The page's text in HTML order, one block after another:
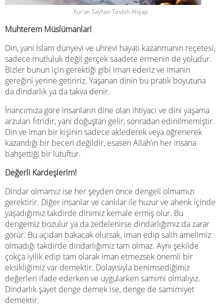
Kur'an Sayfası Tesbih Ahşap
Muhterem Müslümanlar!
Din, yani İslam dünyevi ve uhrevi hayatı kazanmanın reçetesi,
sadece mutluluk değil gerçek saadete ermenin de yoludur.
Bizler bunun için gerektiği gibi iman ederiz ve imanın
gereğini yerine getiririz. Yaşanan dinin bu pratik boyutuna
da dindarlık ya da takva denir.
İnancımıza göre insanların dine olan ihtiyacı ve dini yaşama
arzuları fıtridir, yani doğuştan gelir, sonradan edinilmemiştir.
Din ve iman bir kişinin sadece aklederek veya öğrenerek
kazandığı bir beceri değildir, esasen Allah’ın her insana
bahşettiği bir lütuftur.
Değerli Kardeşlerim!
Dindar olmamız ise her şeyden önce dengeli olmamızı
gerektirir. Diğer insanlar ve canlılar ile huzur ve ahenk içinde
yaşadığımız takdirde dinimiz kemale ermiş olur. Bu
dengemiz bozulur ya da zedelenirse dindarlığımız da zarar
görür. Bu açıdan bakacak olursak, iman edip salih amelimiz
olmadığı takdirde dindarlığımız tam olmaz. Aynı şekilde
çokça iyilik edip tam olarak iman etmezsek önemli bir
eksikliğimiz var demektir. Dolayısıyla benimsediğimiz
değerleri ifade ederken ve uygularken samimi olmalıyız.
Dindarlık şayet denge demek ise, denge de samimiyet
demektir.